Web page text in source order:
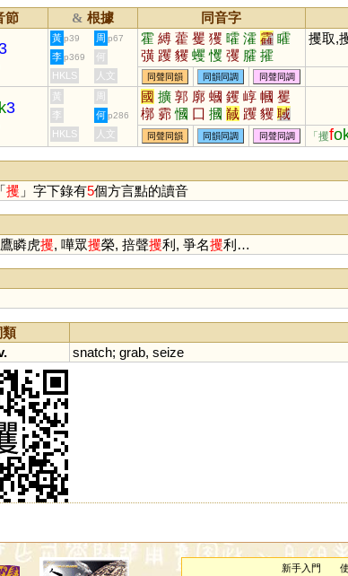
節 & 根據 同音字
黃 p39 周 p67 霍 縛 藿 矍 玃 曤 瀖 靃 矐
彉 躩 貜 蠼 戄 彏 臛 攉
攫取,
李 p369
何
HKLS
人文 同聲同韻 同韻同調 同聲同調
3
黃 周 國 擴 郭 廓 蟈 钁 崞 幗 矍
槨 霩 慖 囗 摑 馘 躩 貜 聝
玃 漍 彏 彉 簂 膕 漷 墎 嘓
李 何 p286
HKLS 人文 同聲同韻 同韻同調 同聲同調 「攫f
攫 」字下錄有5個方言點的讀音
瞵虎攫, 嘩眾攫榮, 掊聲攫利, 爭名攫利…
類
snatch; grab, seize
新手入門